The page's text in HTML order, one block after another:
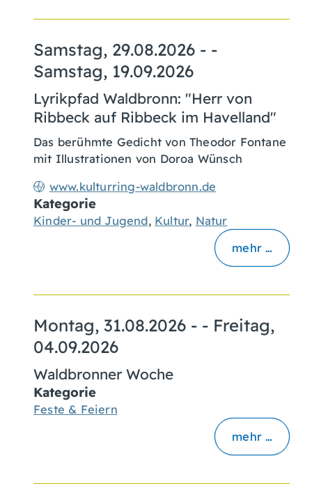
Samstag, 29.08.2026 - -
Samstag, 19.09.2026
Lyrikpfad Waldbronn: "Herr von
Ribbeck auf Ribbeck im Havelland"
www.kulturring-waldbronn.de
Das berühmte Gedicht von Theodor Fontane
mit Illustrationen von Doroa Wünsch
Kategorie
Kinder- und Jugend, Kultur, Natur
mehr …
Montag, 31.08.2026 - - Freitag,
04.09.2026
Waldbronner Woche
Kategorie
Feste & Feiern
mehr …